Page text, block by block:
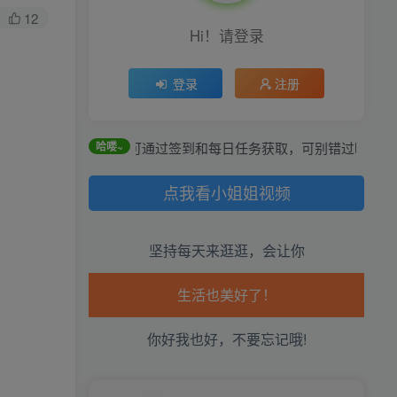
12
Hi！请登录
登录 注册
哈喽~
全站积分可通过签到和每日任务获取，可别错过哦！
点我看小姐姐视频
坚持每天来逛逛，会让你
生活也美好了！
走路也有劲了！
腿也不痛了！
腰也不酸了！
工作也轻松了！
你好我也好，不要忘记哦!